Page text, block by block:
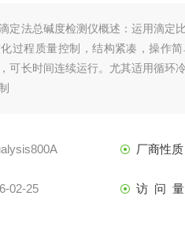
定法总碱度检测仪概述：运用滴定
过程质量控制，结构紧凑，操作
可长时间连续运行。尤其适用循环
厂商性质
02-25 访 问 量